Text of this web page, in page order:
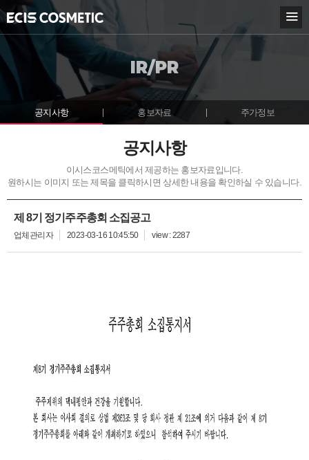
ECIS
자료
정보
IR/PR
공지사항 홍보자료 주가정보
공지사항
이시스코스메틱에서 제공하는 홍보자료입니다.
원하시는 이미지 또는 제목을 클릭하시면 상세한 내용을 확인하실 수 있습니다.
제 8기 정기주주총회 소집공고
업체관리자 2023-03-16 10:45:50 view : 2287